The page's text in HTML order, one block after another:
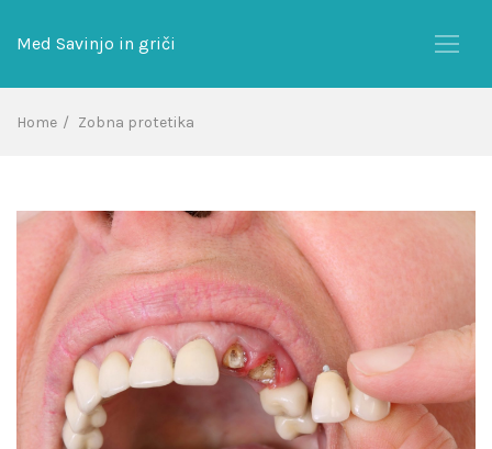
Med Savinjo in griči
Home Zobna protetika